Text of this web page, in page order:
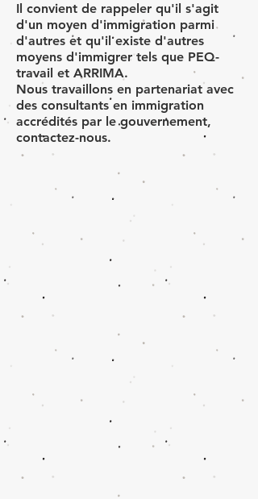
Il convient de rappeler qu'il s'agit
d'un moyen d'immigration parmi
d'autres et qu'il existe d'autres
moyens d'immigrer tels que PEQ-
travail et ARRIMA.
Nous travaillons en partenariat avec
des consultants en immigration
accrédités par le gouvernement,
contactez-nous.